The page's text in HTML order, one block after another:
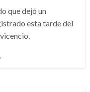
que dejó un
esta tarde del